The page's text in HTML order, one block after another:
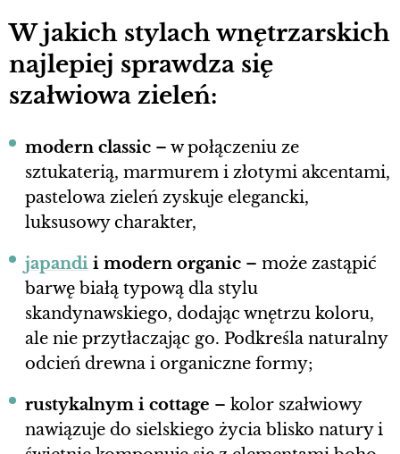
W jakich stylach wnętrzarskich
najlepiej sprawdza się
szałwiowa zieleń:
modern classic – w połączeniu ze
sztukaterią, marmurem i złotymi akcentami,
pastelowa zieleń zyskuje elegancki,
luksusowy charakter,
japandi i modern organic – może zastąpić
barwę białą typową dla stylu
skandynawskiego, dodając wnętrzu koloru,
ale nie przytłaczając go. Podkreśla naturalny
odcień drewna i organiczne formy;
rustykalnym i cottage – kolor szałwiowy
nawiązuje do sielskiego życia blisko natury i